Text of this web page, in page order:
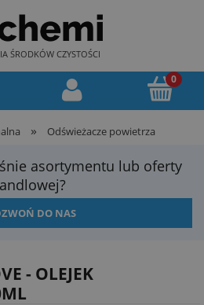
ŚRODKÓW CZYSTOŚCI
» Odświeżacze powietrza
asortymentu lub oferty
DO NAS
- OLEJEK